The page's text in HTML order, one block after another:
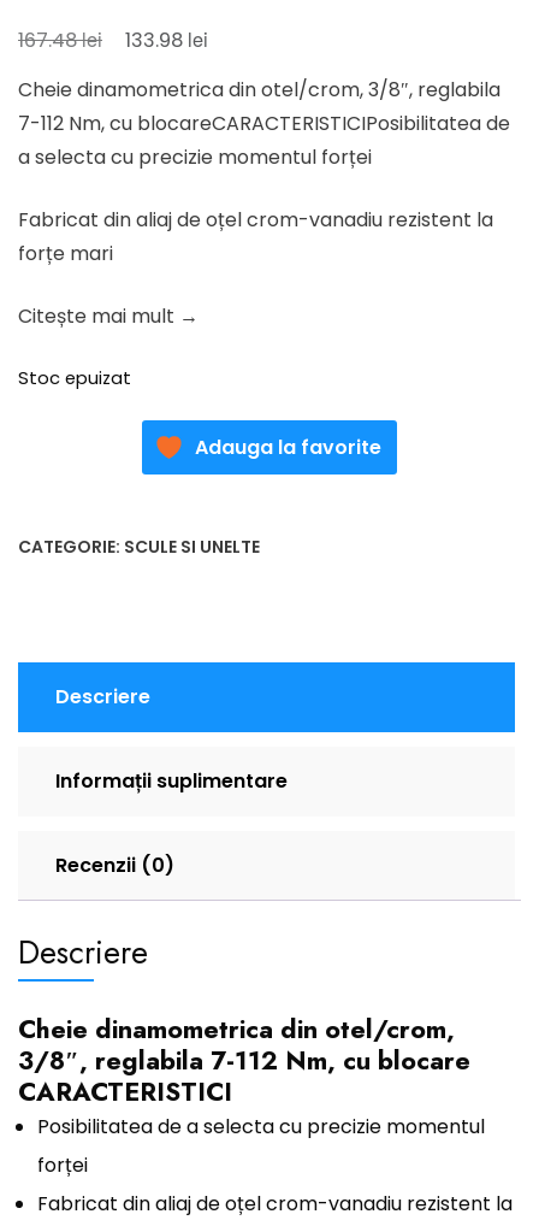
167.48lei
Prețul
a
fost:
167.48 lei.
133.98 lei
este:
133.98 lei.
Cheie dinamometrica din otel/crom, 3/8″, reglabila
7-112 Nm, cu blocareCARACTERISTICIPosibilitatea de
a selecta cu precizie momentul forței
Fabricat din aliaj de oțel crom-vanadiu rezistent la
forțe mari
Citește mai mult →
Stoc epuizat
Adauga la favorite
CATEGORIE: SCULE SI UNELTE
Descriere
Informații suplimentare
Recenzii (0)
Descriere
Cheie dinamometrica din otel/crom,
3/8″, reglabila 7-112 Nm, cu blocare
CARACTERISTICI
Posibilitatea de a selecta cu precizie momentul
forței
Fabricat din aliaj de oțel crom-vanadiu rezistent la